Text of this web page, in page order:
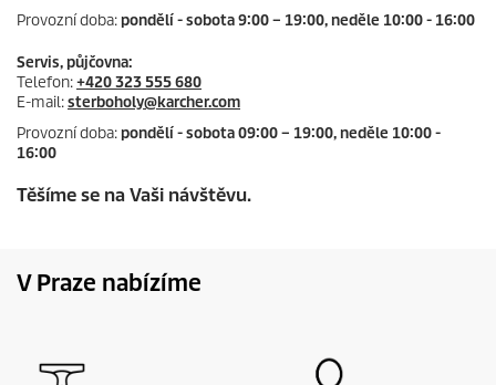
Provozní doba:pondělí - sobota 9:00 – 19:00, neděle 10:00 - 16:00
Servis, půjčovna:
Telefon:+420 323 555 680
E-mail:sterboholy@karcher.com
Provozní doba:pondělí - sobota 09:00 – 19:00, neděle 10:00 -
16:00
Těšíme se na Vaši návštěvu.
V Praze nabízíme